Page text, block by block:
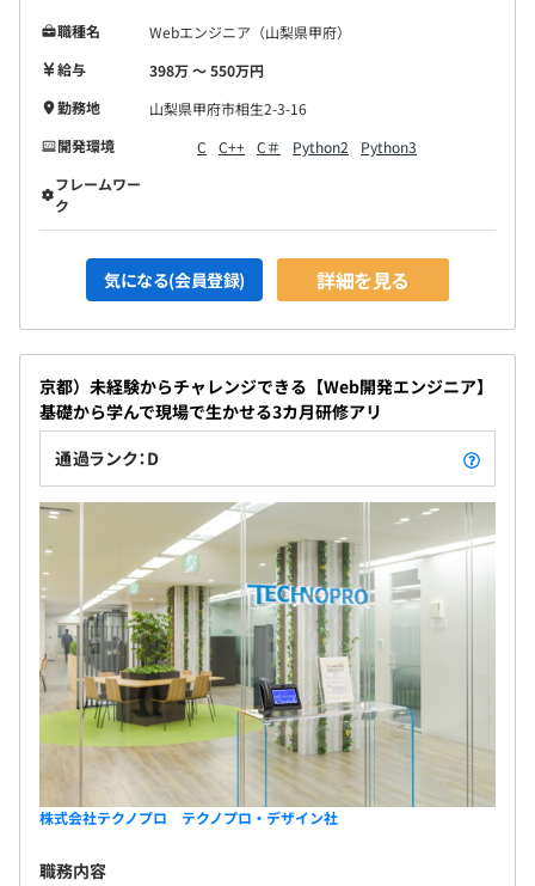
職種名
Webエンジニア（山梨県甲府）
給与
398万 〜 550万円
勤務地
山梨県甲府市相生2-3-16
開発環境
C C++ C＃ Python2
Python3
フレームワー
ク
気になる(会員登録) 詳細を見る
京都）未経験からチャレンジできる【Web開発エンジニア】
基礎から学んで現場で生かせる3カ月研修アリ
通過ランク：D
株式会社テクノプロ テクノプロ・デザイン社
職務内容